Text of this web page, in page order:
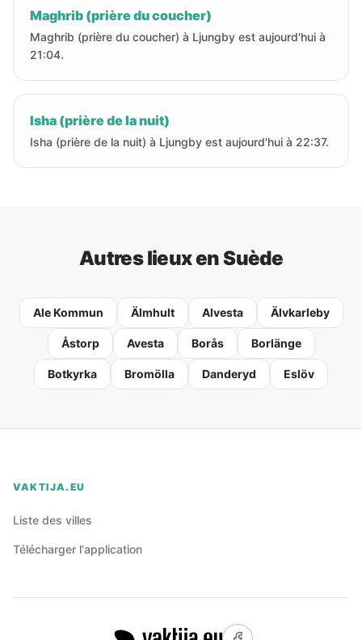
Maghrib (prière du coucher)
Maghrib (prière du coucher) à Ljungby est aujourd'hui à
21:04.
Isha (prière de la nuit)
Isha (prière de la nuit) à Ljungby est aujourd'hui à 22:37.
Autres lieux en Suède
Ale Kommun Älmhult Alvesta Älvkarleby
Åstorp Avesta Borås Borlänge
Botkyrka Bromölla Danderyd Eslöv
VAKTIJA.EU
Liste des villes
Télécharger l'application